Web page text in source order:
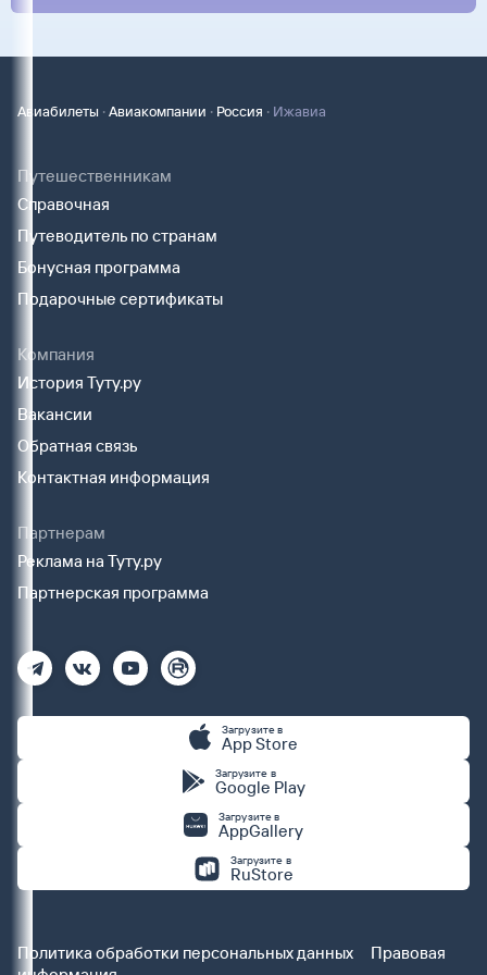
Авиабилеты ·Авиакомпании · Россия · Ижавиа
Путешественникам
Справочная
Путеводитель по странам
Бонусная программа
Подарочные сертификаты
Компания
История Туту.ру
Вакансии
Обратная связь
Контактная информация
Партнерам
Реклама на Туту.ру
Партнерская программа
Загрузите в
App Store
Загрузите в
Google Play
Загрузите в
AppGallery
Загрузите в
RuStore
Политика обработки персональных данных
Правовая